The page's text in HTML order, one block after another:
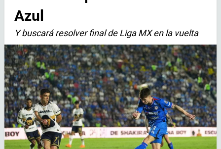
Azul
Y buscará resolver final de Liga MX en la vuelta